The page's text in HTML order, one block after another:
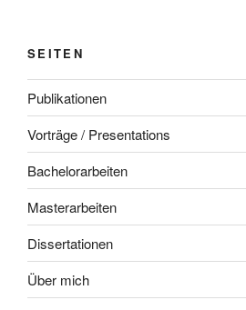
SEITEN
Publikationen
Vorträge / Presentations
Bachelorarbeiten
Masterarbeiten
Dissertationen
Über mich